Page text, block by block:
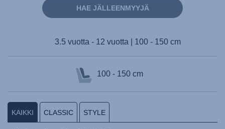
HAE JÄLLEENMYYJÄ
3.5 vuotta - 12 vuotta | 100 - 150 cm
100 - 150 cm
KAIKKI CLASSIC STYLE